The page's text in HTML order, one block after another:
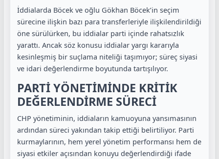
İddialarda Böcek ve oğlu Gökhan Böcek’in seçim
sürecine ilişkin bazı para transferleriyle ilişkilendirildiği
öne sürülürken, bu iddialar parti içinde rahatsızlık
yarattı. Ancak söz konusu iddialar yargı kararıyla
kesinleşmiş bir suçlama niteliği taşımıyor; süreç siyasi
ve idari değerlendirme boyutunda tartışılıyor.
PARTİ YÖNETİMİNDE KRİTİK
DEĞERLENDİRME SÜRECİ
CHP yönetiminin, iddiaların kamuoyuna yansımasının
ardından süreci yakından takip ettiği belirtiliyor. Parti
kurmaylarının, hem yerel yönetim performansı hem de
siyasi etkiler açısından konuyu değerlendirdiği ifade